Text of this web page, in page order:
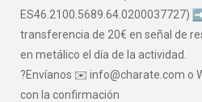
ES46.2100.5689.64.0200037727)
transferencia de 20€ en señal de
en metálico el día de la actividad.
?Envíanos ✉️ info@charate.com o
con la confirmación